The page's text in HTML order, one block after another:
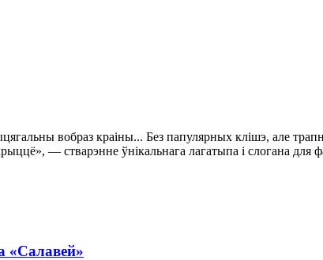
вобраз краіны... Без папулярных клішэ, але
— стварэнне ўнікальнага лагатыпа і слогана
«Салавей»